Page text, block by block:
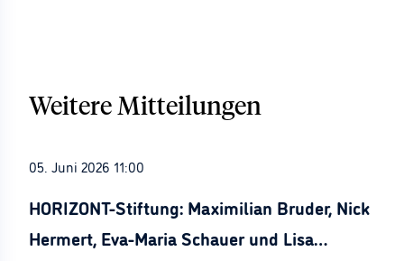
Weitere Mitteilungen
05. Juni 2026 11:00
HORIZONT-Stiftung: Maximilian Bruder, Nick
Hermert, Eva-Maria Schauer und Lisa